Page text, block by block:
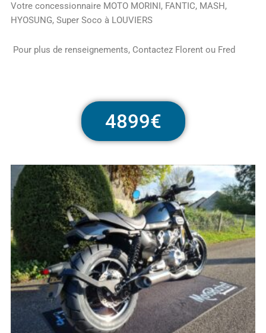
Votre concessionnaire MOTO MORINI, FANTIC, MASH,
HYOSUNG, Super Soco à LOUVIERS
Pour plus de renseignements, Contactez Florent ou Fred
4899€